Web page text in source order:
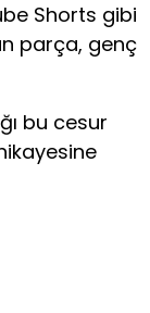
Shorts gibi
parça, genç
bu cesur